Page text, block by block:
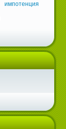
импотенция